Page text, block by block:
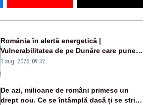
România în alertă energetică |
Vulnerabilitatea de pe Dunăre care pune
în pericol Centrala Cernavodă era
1 aug. 2026, 09:32
De azi, milioane de români primesc un
drept nou. Ce se întâmplă dacă ți se strică